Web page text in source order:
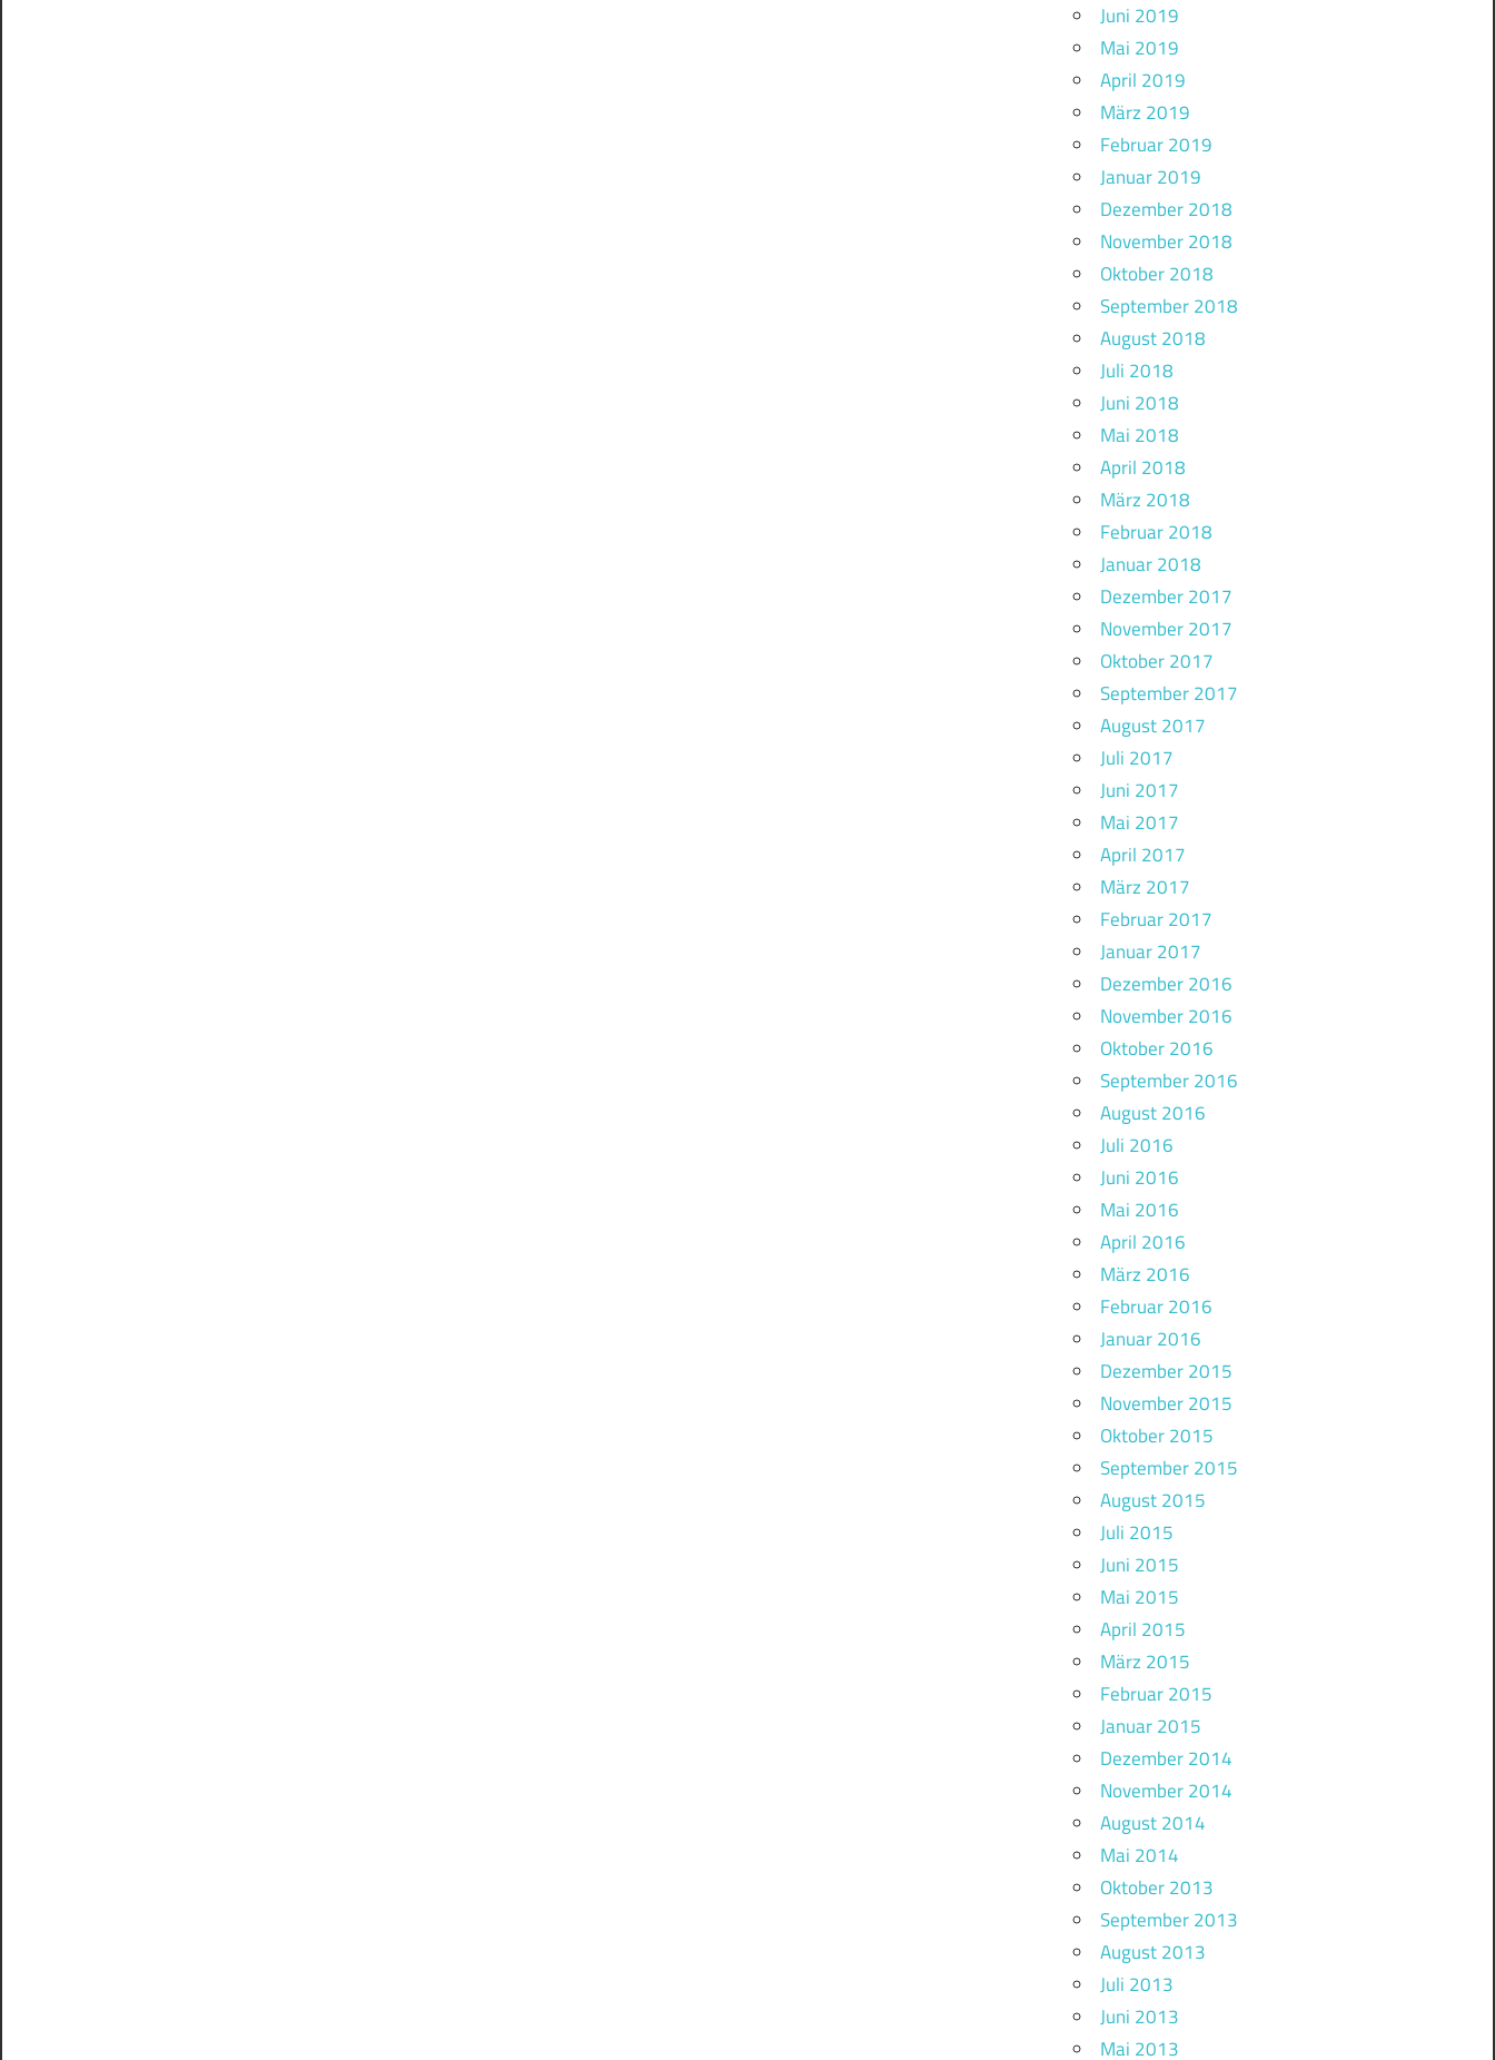
Juni 2019
Mai 2019
April 2019
März 2019
Februar 2019
Januar 2019
Dezember 2018
November 2018
Oktober 2018
September 2018
August 2018
Juli 2018
Juni 2018
Mai 2018
April 2018
März 2018
Februar 2018
Januar 2018
Dezember 2017
November 2017
Oktober 2017
September 2017
August 2017
Juli 2017
Juni 2017
Mai 2017
April 2017
März 2017
Februar 2017
Januar 2017
Dezember 2016
November 2016
Oktober 2016
September 2016
August 2016
Juli 2016
Juni 2016
Mai 2016
April 2016
März 2016
Februar 2016
Januar 2016
Dezember 2015
November 2015
Oktober 2015
September 2015
August 2015
Juli 2015
Juni 2015
Mai 2015
April 2015
März 2015
Februar 2015
Januar 2015
Dezember 2014
November 2014
August 2014
Mai 2014
Oktober 2013
September 2013
August 2013
Juli 2013
Juni 2013
Mai 2013